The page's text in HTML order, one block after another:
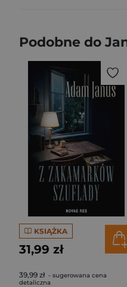
Podobne do
KSIĄŻKA
31,99 zł
39,99 zł - sugerowana cena
detaliczna